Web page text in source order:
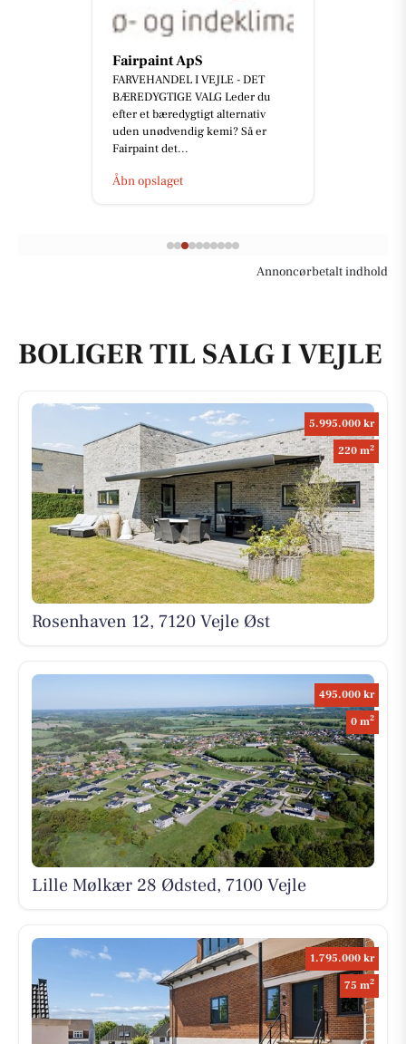
Fairpaint ApS
FARVEHANDEL I VEJLE - DET
BÆREDYGTIGE VALG Leder du
efter et bæredygtigt alternativ
uden unødvendig kemi? Så er
Fairpaint det...
Åbn opslaget
Annoncørbetalt indhold
BOLIGER TIL SALG I VEJLE
5.995.000 kr
220 m2
Rosenhaven 12, 7120 Vejle Øst
495.000 kr
0 m2
Lille Mølkær 28 Ødsted, 7100 Vejle
1.795.000 kr
75 m2